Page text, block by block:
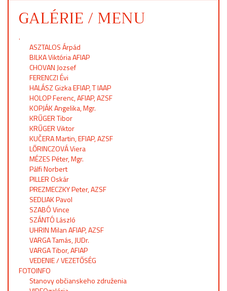
GALÉRIE / MENU
.
ASZTALOS Árpád
BILKA Viktória AFIAP
CHOVAN Jozsef
FERENCZI Évi
HALÁSZ Gizka EFIAP, T IAAP
HOLOP Ferenc, AFIAP, AZSF
KOPJÁK Angelika, Mgr.
KRŰGER Tibor
KRŰGER Viktor
KUČERA Martin, EFIAP, AZSF
LŐRINCZOVÁ Viera
MÉZES Péter, Mgr.
Pálfi Norbert
PILLER Oskár
PREZMECZKY Peter, AZSF
SEDLIAK Pavol
SZABÓ Vince
SZÁNTÓ László
UHRIN Milan AFIAP, AZSF
VARGA Tamás, JUDr.
VARGA Tibor, AFIAP
VEDENIE / VEZETŐSÉG
FOTOINFO
Stanovy občianskeho združenia